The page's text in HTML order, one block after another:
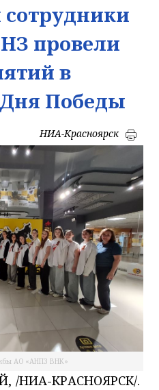
провели
в
Победы
НИА-Красноярск
АО «АНПЗ ВНК»
/НИА-КРАСНОЯРСК/.